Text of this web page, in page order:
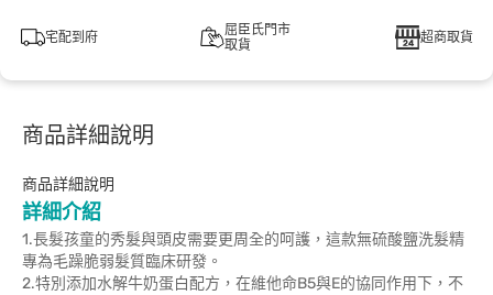
宅配到府
屈臣氏門市
取貨
超商取貨
商品詳細說明
商品詳細說明
詳細介紹
1.長髮孩童的秀髮與頭皮需要更周全的呵護，這款無硫酸鹽洗髮精
專為毛躁脆弱髮質臨床研發。
2.特別添加水解牛奶蛋白配方，在維他命B5與E的協同作用下，不